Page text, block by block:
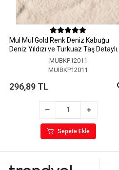
MuI MuI Gold Renk Deniz Kabuğu
Deniz Yıldızı ve Turkuaz Taş Detaylı
MUBKP12011
MUIBKP12011
296,89 TL
Sepete Ekle